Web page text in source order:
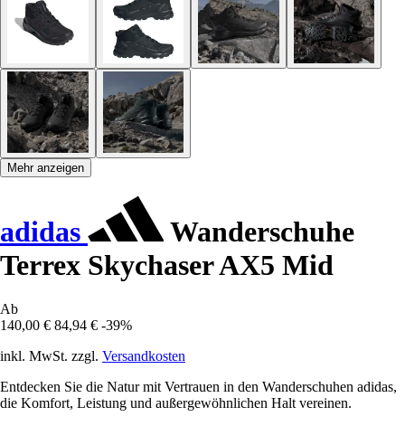
Mehr anzeigen
adidas
Wanderschuhe
Terrex Skychaser AX5 Mid
Ab
140,00 € 84,94 € -39%
inkl. MwSt. zzgl. Versandkosten
Entdecken Sie die Natur mit Vertrauen in den Wanderschuhen adidas,
die Komfort, Leistung und außergewöhnlichen Halt vereinen.